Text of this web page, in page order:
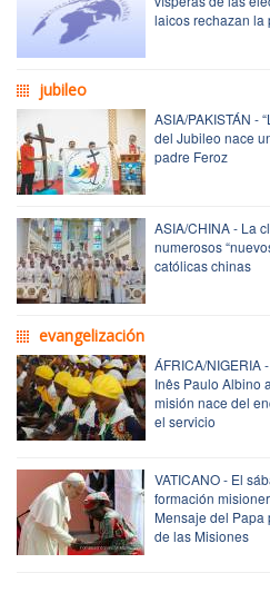
laicos rechazan la
jubileo
ASIA/PAKISTÁN -
del Jubileo nace
padre Feroz
ASIA/CHINA - La
numerosos
católicas chinas
evangelización
ÁFRICA/NIGERIA
Inês Paulo Albino
misión nace del
el servicio
VATICANO - El
formación
Mensaje del Papa
de las Misiones